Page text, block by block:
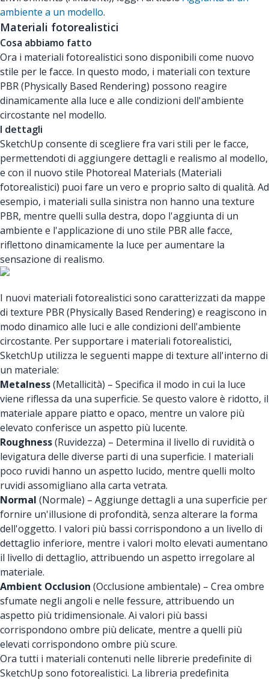
ambiente a un modello.
Materiali fotorealistici
Cosa abbiamo fatto
Ora i materiali fotorealistici sono disponibili come nuovo
stile per le facce. In questo modo, i materiali con texture
PBR (Physically Based Rendering) possono reagire
dinamicamente alla luce e alle condizioni dell'ambiente
circostante nel modello.
I dettagli
SketchUp consente di scegliere fra vari stili per le facce,
permettendoti di aggiungere dettagli e realismo al modello,
e con il nuovo stile Photoreal Materials (Materiali
fotorealistici) puoi fare un vero e proprio salto di qualità. Ad
esempio, i materiali sulla sinistra non hanno una texture
PBR, mentre quelli sulla destra, dopo l'aggiunta di un
ambiente e l'applicazione di uno stile PBR alle facce,
riflettono dinamicamente la luce per aumentare la
sensazione di realismo.
I nuovi materiali fotorealistici sono caratterizzati da mappe
di texture PBR (Physically Based Rendering) e reagiscono in
modo dinamico alle luci e alle condizioni dell'ambiente
circostante. Per supportare i materiali fotorealistici,
SketchUp utilizza le seguenti mappe di texture all'interno di
un materiale:
Metalness(Metallicità) – Specifica il modo in cui la luce
viene riflessa da una superficie. Se questo valore è ridotto, il
materiale appare piatto e opaco, mentre un valore più
elevato conferisce un aspetto più lucente.
Roughness(Ruvidezza) – Determina il livello di ruvidità o
levigatura delle diverse parti di una superficie. I materiali
poco ruvidi hanno un aspetto lucido, mentre quelli molto
ruvidi assomigliano alla carta vetrata.
Normal (Normale) – Aggiunge dettagli a una superficie per
fornire un'illusione di profondità, senza alterare la forma
dell'oggetto. I valori più bassi corrispondono a un livello di
dettaglio inferiore, mentre i valori molto elevati aumentano
il livello di dettaglio, attribuendo un aspetto irregolare al
materiale.
Ambient Occlusion (Occlusione ambientale) – Crea ombre
sfumate negli angoli e nelle fessure, attribuendo un
aspetto più tridimensionale. Ai valori più bassi
corrispondono ombre più delicate, mentre a quelli più
elevati corrispondono ombre più scure.
Ora tutti i materiali contenuti nelle librerie predefinite di
SketchUp sono fotorealistici. La libreria predefinita